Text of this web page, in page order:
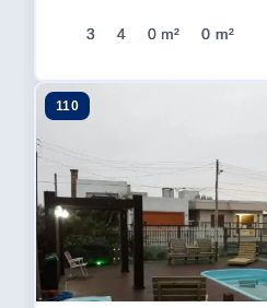
3 4 0 m² 0 m²
110